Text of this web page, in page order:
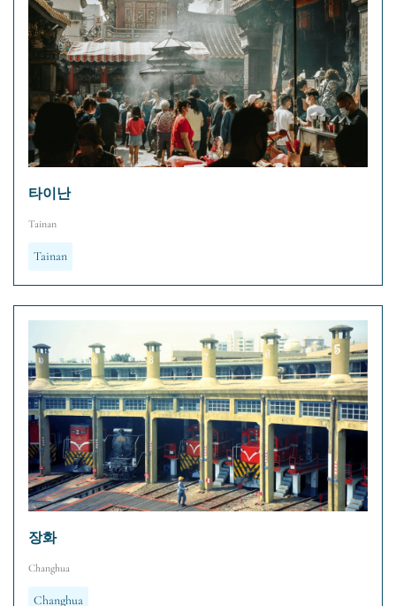
타이난
Tainan
Tainan
장화
Changhua
Changhua